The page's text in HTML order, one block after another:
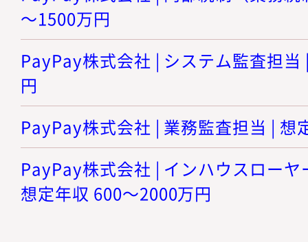
～1500万円
PayPay株式会社 | システム監査担
円
PayPay株式会社 | 業務監査担当 | 想
PayPay株式会社 | インハウスロー
想定年収 600～2000万円